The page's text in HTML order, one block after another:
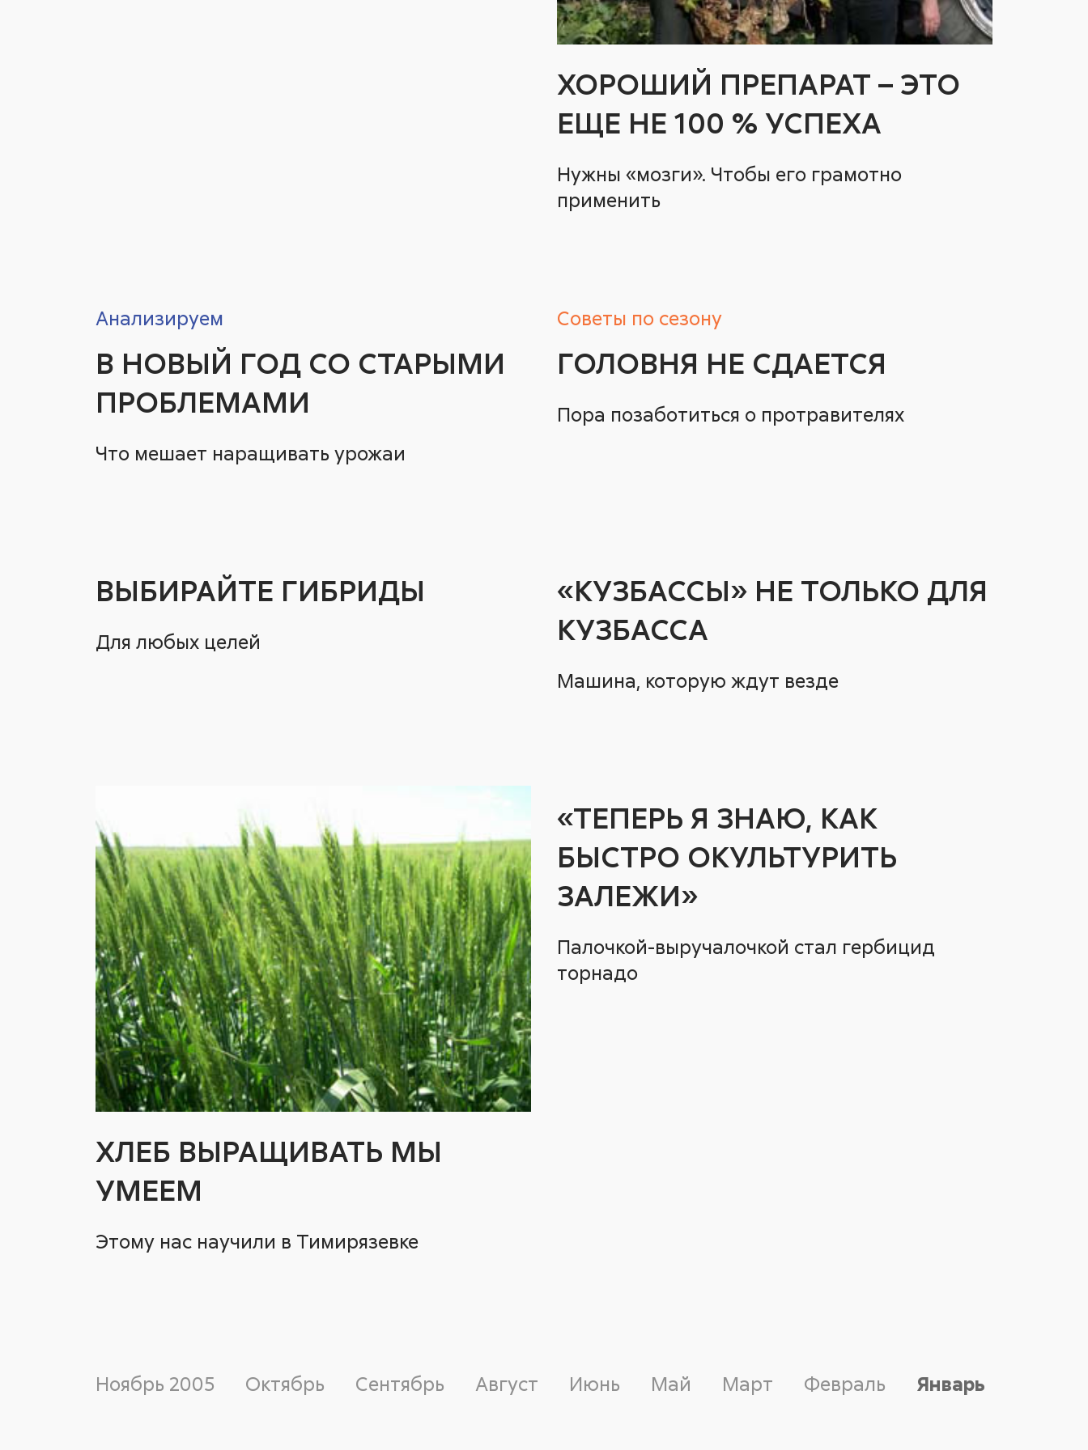
ХОРОШИЙ ПРЕПАРАТ – ЭТО
ЕЩЕ НЕ 100 % УСПЕХА
Нужны «мозги». Чтобы его грамотно
применить
Анализируем
В НОВЫЙ ГОД СО СТАРЫМИ
ПРОБЛЕМАМИ
Что мешает наращивать урожаи
Советы по сезону
ГОЛОВНЯ НЕ СДАЕТСЯ
Пора позаботиться о протравителях
ВЫБИРАЙТЕ ГИБРИДЫ
Для любых целей
«КУЗБАССЫ» НЕ ТОЛЬКО ДЛЯ
КУЗБАССА
Машина, которую ждут везде
ХЛЕБ ВЫРАЩИВАТЬ МЫ
УМЕЕМ
Этому нас научили в Тимирязевке
«ТЕПЕРЬ Я ЗНАЮ, КАК
БЫСТРО ОКУЛЬТУРИТЬ
ЗАЛЕЖИ»
Палочкой-выручалочкой стал гербицид
торнадо
Ноябрь 2005 Октябрь Сентябрь Август Июнь Май Март Февраль Январь